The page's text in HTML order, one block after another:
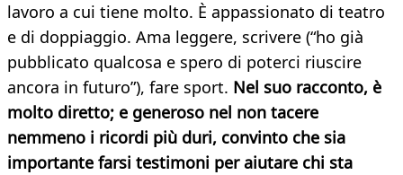
lavoro a cui tiene molto. È appassionato di teatro
e di doppiaggio. Ama leggere, scrivere (“ho già
pubblicato qualcosa e spero di poterci riuscire
ancora in futuro”), fare sport. Nel suo racconto, è
molto diretto; e generoso nel non tacere
nemmeno i ricordi più duri, convinto che sia
importante farsi testimoni per aiutare chi sta